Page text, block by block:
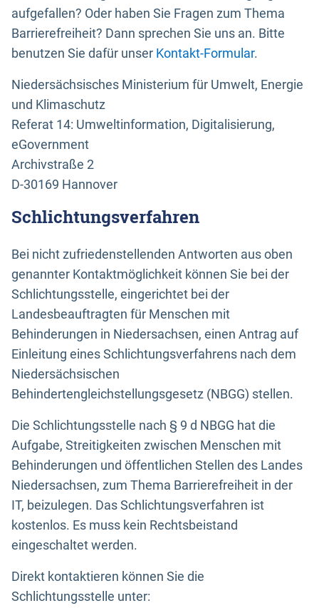
aufgefallen? Oder haben Sie Fragen zum Thema
Barrierefreiheit? Dann sprechen Sie uns an. Bitte
benutzen Sie dafür unser Kontakt-Formular.
Niedersächsisches Ministerium für Umwelt, Energie
und Klimaschutz
Referat 14: Umweltinformation, Digitalisierung,
eGovernment
Archivstraße 2
D-30169 Hannover
Schlichtungsverfahren
Bei nicht zufriedenstellenden Antworten aus oben
genannter Kontaktmöglichkeit können Sie bei der
Schlichtungsstelle, eingerichtet bei der
Landesbeauftragten für Menschen mit
Behinderungen in Niedersachsen, einen Antrag auf
Einleitung eines Schlichtungsverfahrens nach dem
Niedersächsischen
Behindertengleichstellungsgesetz (NBGG) stellen.
Die Schlichtungsstelle nach § 9 d NBGG hat die
Aufgabe, Streitigkeiten zwischen Menschen mit
Behinderungen und öffentlichen Stellen des Landes
Niedersachsen, zum Thema Barrierefreiheit in der
IT, beizulegen. Das Schlichtungsverfahren ist
kostenlos. Es muss kein Rechtsbeistand
eingeschaltet werden.
Direkt kontaktieren können Sie die
Schlichtungsstelle unter: